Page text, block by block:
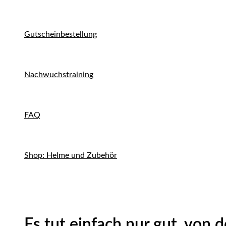
Gutscheinbestellung
Nachwuchstraining
FAQ
Shop: Helme und Zubehör